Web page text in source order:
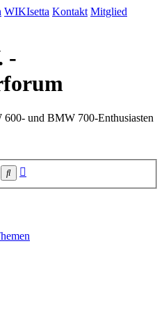
WIKIsetta Kontakt Mitglied
-
und BMW 700-Enthusiasten
Suche